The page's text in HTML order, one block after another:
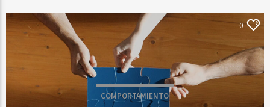
0
COMPORTAMIENTO